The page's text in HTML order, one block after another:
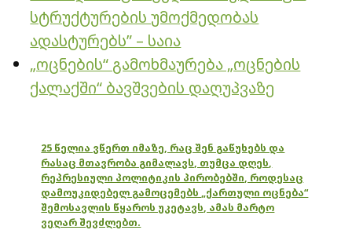
სტრუქტურების უმოქმედობას
ადასტურებს” – საია
„ოცნების“ გამოხმაურება „ოცნების
ქალაქში“ ბავშვების დაღუპვაზე
25 წელია ვწერთ იმაზე, რაც შენ გაწუხებს და
რასაც მთავრობა გიმალავს, თუმცა დღეს,
რეპრესიული პოლიტიკის პირობებში, როდესაც
დამოუკიდებელ გამოცემებს „ქართული ოცნება“
შემოსავლის წყაროს უკეტავს, ამას მარტო
ვეღარ შევძლებთ.